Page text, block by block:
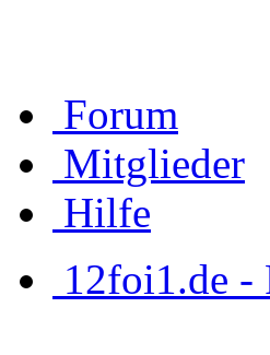
Forum
Mitglieder
Hilfe
12foi1.de -